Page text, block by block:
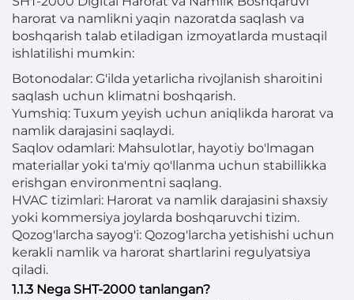
harorat va namlikni yaqin nazoratda saqlash va
boshqarish talab etiladigan izmoyatlarda mustaqil
ishlatilishi mumkin:
Botonodalar: G'ilda yetarlicha rivojlanish sharoitini
saqlash uchun klimatni boshqarish.
Yumshiq: Tuxum yeyish uchun aniqlikda harorat va
namlik darajasini saqlaydi.
Saqlov odamlari: Mahsulotlar, hayotiy bo'lmagan
materiallar yoki ta'miy qo'llanma uchun stabillikka
erishgan environmentni saqlang.
HVAC tizimlari: Harorat va namlik darajasini shaxsiy
yoki kommersiya joylarda boshqaruvchi tizim.
Qozog'larcha sayog'i: Qozog'larcha yetishishi uchun
kerakli namlik va harorat shartlarini regulyatsiya
qiladi.
1.1.3 Nega SHT-2000 tanlangan?